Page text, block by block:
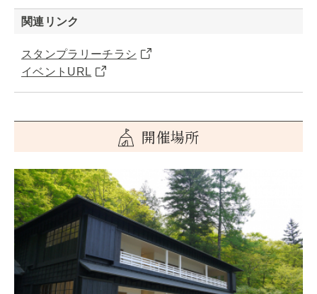
関連リンク
スタンプラリーチラシ
イベントURL
開催場所